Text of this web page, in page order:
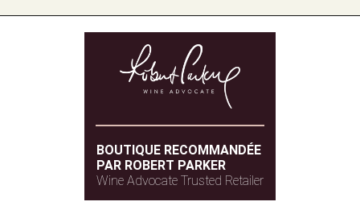
BOUTIQUE RECOMMANDÉE
PAR ROBERT PARKER
Wine Advocate Trusted Retailer